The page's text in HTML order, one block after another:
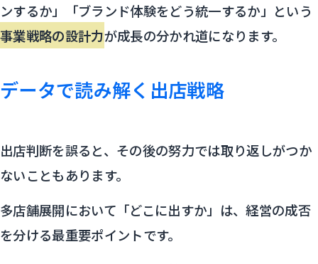
ンするか」「ブランド体験をどう統一するか」という
事業戦略の設計力が成長の分かれ道になります。
データで読み解く出店戦略
出店判断を誤ると、その後の努力では取り返しがつか
ないこともあります。
多店舗展開において「どこに出すか」は、経営の成否
を分ける最重要ポイントです。